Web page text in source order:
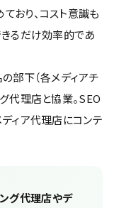
おり、コスト意識も
きるだけ効率的であ
部下（各メディアチ
代理店と協業。SEO
ィア代理店にコンテ
グ代理店やデ